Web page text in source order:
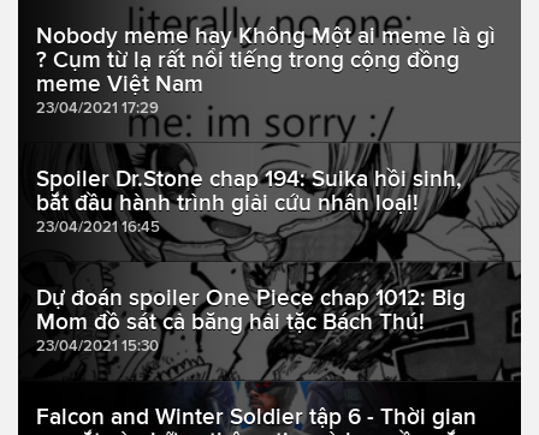
Nobody meme hay Không Một ai meme là gì
? Cụm từ lạ rất nổi tiếng trong cộng đồng
meme Việt Nam
23/04/2021 17:29
Spoiler Dr.Stone chap 194: Suika hồi sinh,
bắt đầu hành trình giải cứu nhân loại!
23/04/2021 16:45
Dự đoán spoiler One Piece chap 1012: Big
Mom đồ sát cả băng hải tặc Bách Thú!
23/04/2021 15:30
Falcon and Winter Soldier tập 6 - Thời gian